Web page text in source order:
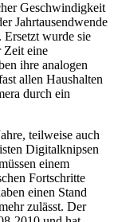
Geschwindigkeit
Jahrtausendwende
wurde sie
Zeit eine
ihre analogen
allen Haushalten
durch ein
teilweise auch
Digitalknipsen
einem
Fortschritte
einen Stand
zulässt. Der